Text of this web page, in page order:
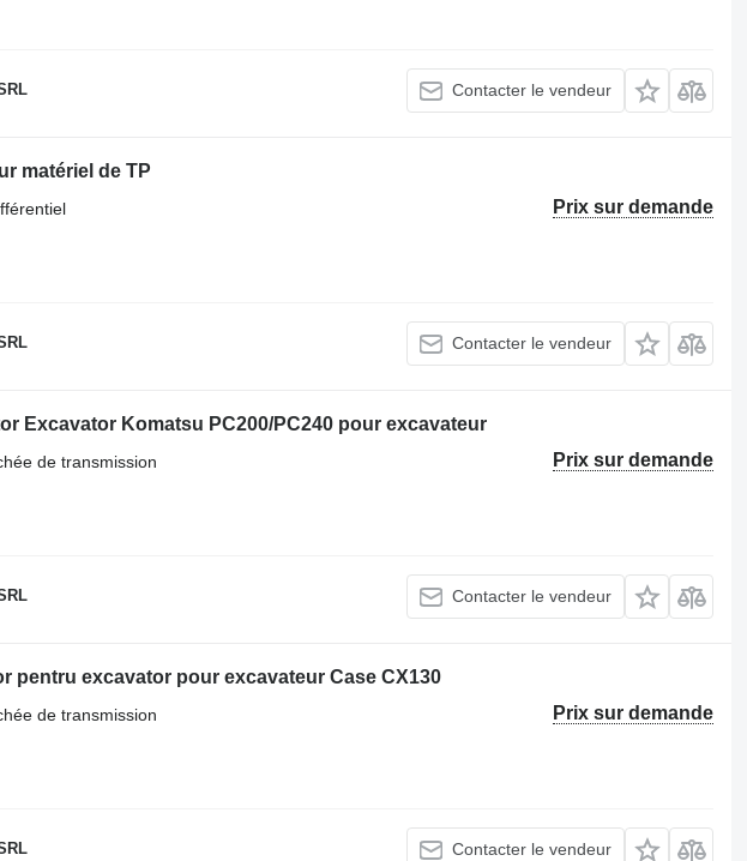
Contacter le vendeur
matériel de TP
Prix sur demande
Contacter le vendeur
Excavator Komatsu PC200/PC240 pour excavateur
Prix sur demande
de transmission
Contacter le vendeur
pentru excavator pour excavateur Case CX130
Prix sur demande
de transmission
Contacter le vendeur